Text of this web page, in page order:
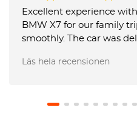
Excellent experience
BMW X7 for our family
smoothly. The car was
professional, and the
in full. We will definitely
Läs hela recensionen